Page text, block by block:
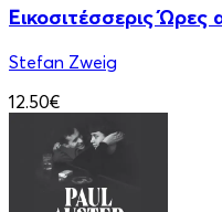
Εικοσιτέσσερις
Stefan Zweig
12.50€